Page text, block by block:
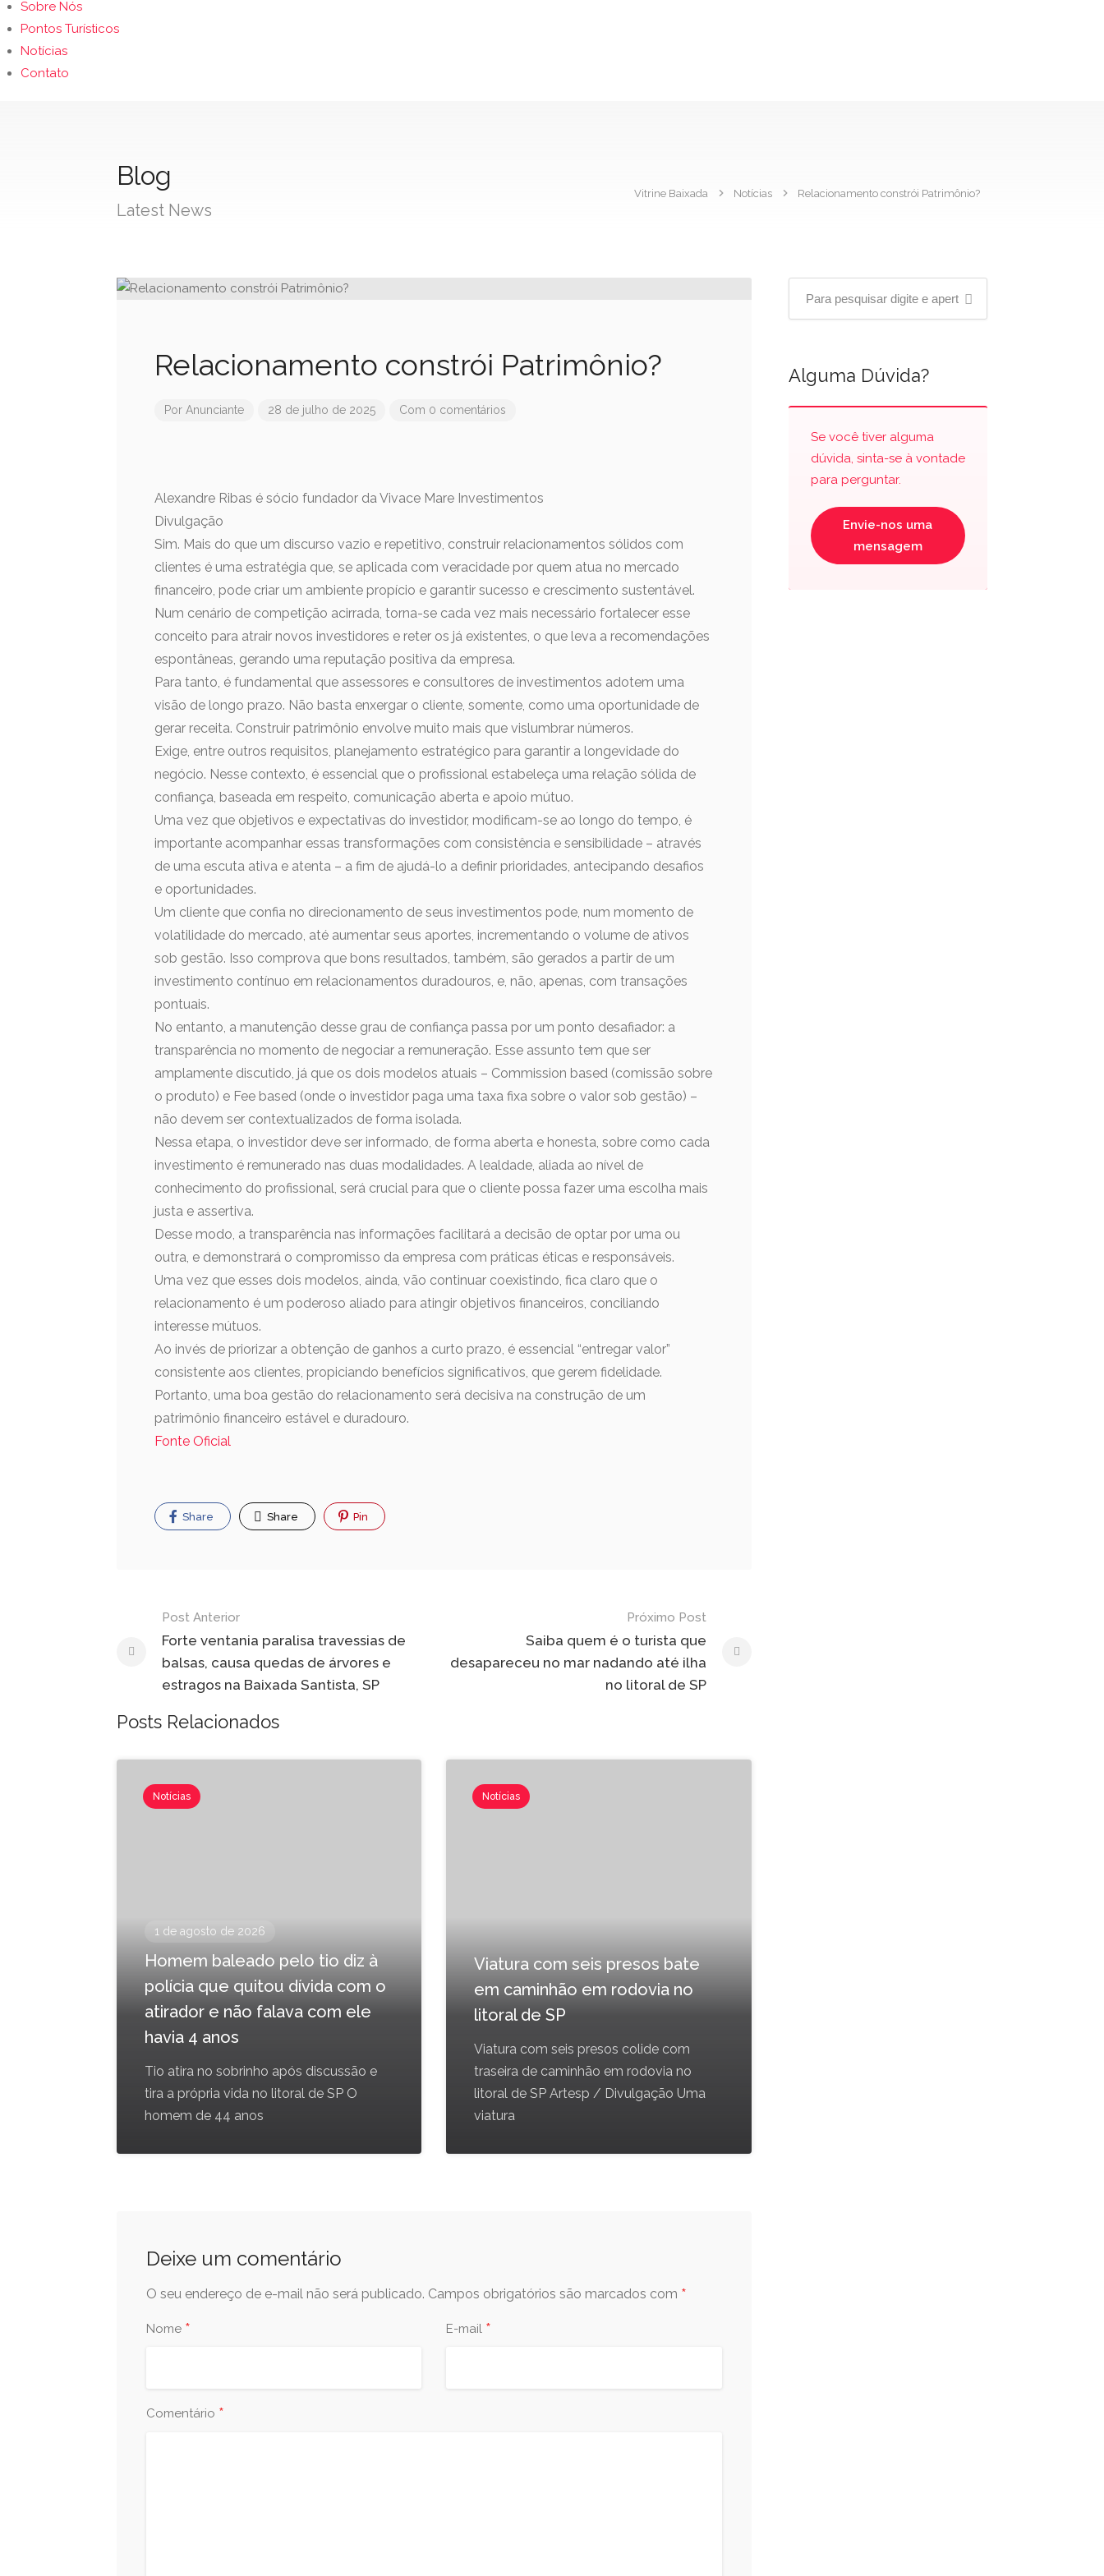
Sobre Nós
Pontos Turísticos
Notícias
Contato
Blog
Latest News
Vitrine Baixada Notícias Relacionamento constrói Patrimônio?
Relacionamento constrói Patrimônio?
Por Anunciante 28 de julho de 2025 Com 0 comentários
Alexandre Ribas é sócio fundador da Vivace Mare Investimentos
Divulgação
Sim. Mais do que um discurso vazio e repetitivo, construir relacionamentos sólidos com
clientes é uma estratégia que, se aplicada com veracidade por quem atua no mercado
financeiro, pode criar um ambiente propício e garantir sucesso e crescimento sustentável.
Num cenário de competição acirrada, torna-se cada vez mais necessário fortalecer esse
conceito para atrair novos investidores e reter os já existentes, o que leva a recomendações
espontâneas, gerando uma reputação positiva da empresa.
Para tanto, é fundamental que assessores e consultores de investimentos adotem uma
visão de longo prazo. Não basta enxergar o cliente, somente, como uma oportunidade de
gerar receita. Construir patrimônio envolve muito mais que vislumbrar números.
Exige, entre outros requisitos, planejamento estratégico para garantir a longevidade do
negócio. Nesse contexto, é essencial que o profissional estabeleça uma relação sólida de
confiança, baseada em respeito, comunicação aberta e apoio mútuo.
Uma vez que objetivos e expectativas do investidor, modificam-se ao longo do tempo, é
importante acompanhar essas transformações com consistência e sensibilidade – através
de uma escuta ativa e atenta – a fim de ajudá-lo a definir prioridades, antecipando desafios
e oportunidades.
Um cliente que confia no direcionamento de seus investimentos pode, num momento de
volatilidade do mercado, até aumentar seus aportes, incrementando o volume de ativos
sob gestão. Isso comprova que bons resultados, também, são gerados a partir de um
investimento contínuo em relacionamentos duradouros, e, não, apenas, com transações
pontuais.
No entanto, a manutenção desse grau de confiança passa por um ponto desafiador: a
transparência no momento de negociar a remuneração. Esse assunto tem que ser
amplamente discutido, já que os dois modelos atuais – Commission based (comissão sobre
o produto) e Fee based (onde o investidor paga uma taxa fixa sobre o valor sob gestão) –
não devem ser contextualizados de forma isolada.
Nessa etapa, o investidor deve ser informado, de forma aberta e honesta, sobre como cada
investimento é remunerado nas duas modalidades. A lealdade, aliada ao nível de
conhecimento do profissional, será crucial para que o cliente possa fazer uma escolha mais
justa e assertiva.
Desse modo, a transparência nas informações facilitará a decisão de optar por uma ou
outra, e demonstrará o compromisso da empresa com práticas éticas e responsáveis.
Uma vez que esses dois modelos, ainda, vão continuar coexistindo, fica claro que o
relacionamento é um poderoso aliado para atingir objetivos financeiros, conciliando
interesse mútuos.
Ao invés de priorizar a obtenção de ganhos a curto prazo, é essencial “entregar valor”
consistente aos clientes, propiciando benefícios significativos, que gerem fidelidade.
Portanto, uma boa gestão do relacionamento será decisiva na construção de um
patrimônio financeiro estável e duradouro.
Fonte Oficial
Share Share Pin
Post Anterior
Forte ventania paralisa travessias de
balsas, causa quedas de árvores e
estragos na Baixada Santista, SP
Próximo Post
Saiba quem é o turista que
desapareceu no mar nadando até ilha
no litoral de SP
Posts Relacionados
Notícias
1 de agosto de 2026
Homem baleado pelo tio diz à
polícia que quitou dívida com o
atirador e não falava com ele
havia 4 anos
Tio atira no sobrinho após discussão e
tira a própria vida no litoral de SP O
homem de 44 anos
Notícias
Viatura com seis presos bate
em caminhão em rodovia no
litoral de SP
Viatura com seis presos colide com
traseira de caminhão em rodovia no
litoral de SP Artesp / Divulgação Uma
viatura
Deixe um comentário
O seu endereço de e-mail não será publicado. Campos obrigatórios são marcados com *
Nome * E-mail *
Comentário *
Alguma Dúvida?
Se você tiver alguma
dúvida, sinta-se à vontade
para perguntar.
Envie-nos uma
mensagem